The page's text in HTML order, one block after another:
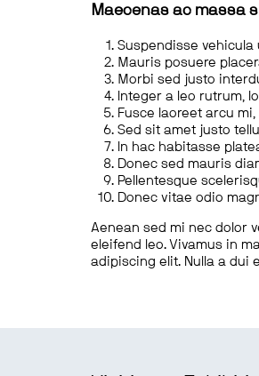
Maecenas ac massa
Suspendisse vehicula
Mauris posuere
Morbi sed justo
Integer a leo rutrum,
Fusce laoreet arcu
Sed sit amet justo
In hac habitasse
Donec sed mauris
Pellentesque
Donec vitae odio
Aenean sed mi nec dolor
eleifend leo. Vivamus in
adipiscing elit. Nulla a dui